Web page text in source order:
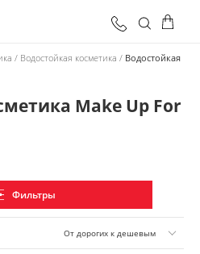
Водостойкая косметика
Водостойкая
Make Up For
Фильтры
От дорогих к дешевым